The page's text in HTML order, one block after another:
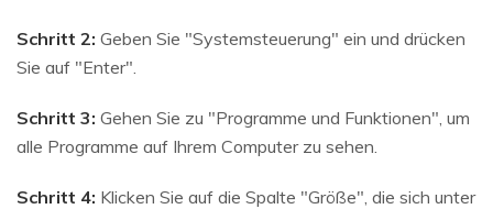
Schritt 2: Geben Sie "Systemsteuerung" ein und drücken
Sie auf "Enter".
Schritt 3: Gehen Sie zu "Programme und Funktionen", um
alle Programme auf Ihrem Computer zu sehen.
Schritt 4: Klicken Sie auf die Spalte "Größe", die sich unter